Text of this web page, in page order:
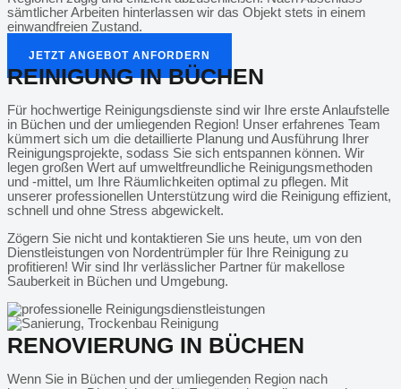
sämtlicher Arbeiten hinterlassen wir das Objekt stets in einem
einwandfreien Zustand.
JETZT ANGEBOT ANFORDERN
REINIGUNG IN BÜCHEN
Für hochwertige Reinigungsdienste sind wir Ihre erste Anlaufstelle
in Büchen und der umliegenden Region! Unser erfahrenes Team
kümmert sich um die detaillierte Planung und Ausführung Ihrer
Reinigungsprojekte, sodass Sie sich entspannen können. Wir
legen großen Wert auf umweltfreundliche Reinigungsmethoden
und -mittel, um Ihre Räumlichkeiten optimal zu pflegen. Mit
unserer professionellen Unterstützung wird die Reinigung effizient,
schnell und ohne Stress abgewickelt.
Zögern Sie nicht und kontaktieren Sie uns heute, um von den
Dienstleistungen von Nordentrümpler für Ihre Reinigung zu
profitieren! Wir sind Ihr verlässlicher Partner für makellose
Sauberkeit in Büchen und Umgebung.
RENOVIERUNG IN BÜCHEN
Wenn Sie in Büchen und der umliegenden Region nach